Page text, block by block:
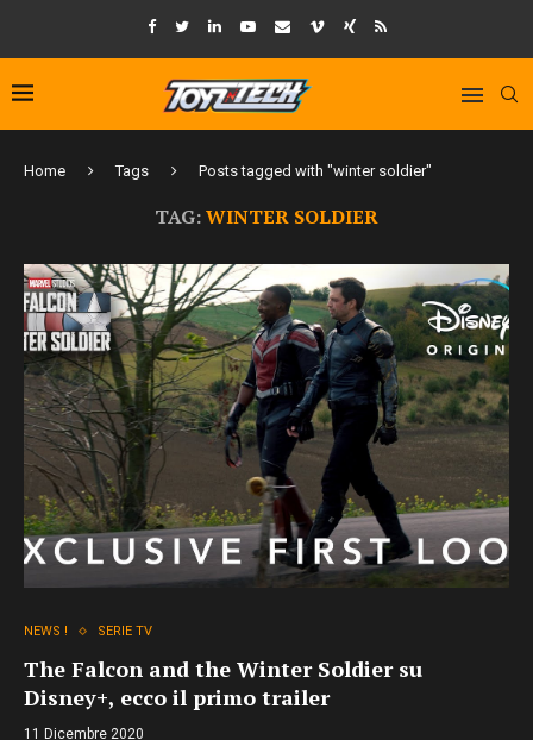
Home Tags Posts tagged with "winter soldier"
TAG:WINTER SOLDIER
NEWS ! SERIE TV
The Falcon and the Winter Soldier su
Disney+, ecco il primo trailer
11 Dicembre 2020